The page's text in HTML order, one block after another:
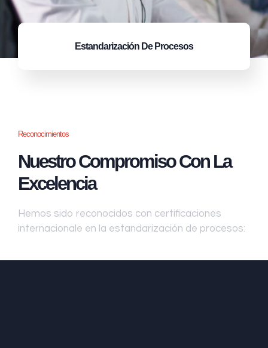
Estandarización De Procesos
Reconocimientos
Nuestro Compromiso Con La
Excelencia
Hemos sido reconocidos con certificaciones
internacionale en la estandarización de procesos: